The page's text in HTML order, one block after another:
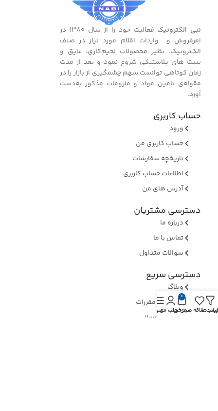
نبی الکترونیک
فعالیت خود را از سال ۱۳۸۰ در
امرفروش و واردات اقلام مورد نیاز در صنف
الکـترونیک، نظیر محصولات لحیم‌کاری، عایق و
بست ‌های پـلاستیکی شروع نمود و بعد از مدت
زمان کوتاهی توانست سهم چشمگیری از بازار را در
مقوله‌ی تامین مواد و ملزومات مذکور به‌دست
آورد.
حساب کاربری
ورود
حساب کاربری من
تاریخچه سفارشات
اطلاعات حساب کاربری
آدرس های من
دسترسی مشتریان
درباره ما
تماس با ما
سوالات متداول
دسترسی سریع
وبلاگ
قوانین و مقررات
روشهای ارسال
ها
علاقه مندی ها
0
سبد خریدحساب منمنو